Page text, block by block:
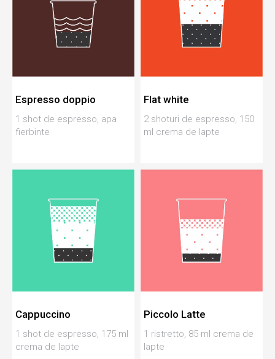
Espresso doppio
1 shot de espresso, apa
fierbinte
Flat white
2 shoturi de espresso, 150
ml crema de lapte
Cappuccino
1 shot de espresso, 175 ml
crema de lapte
Piccolo Latte
1 ristretto, 85 ml crema de
lapte